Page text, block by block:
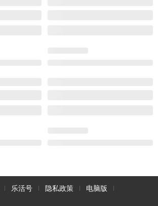
乐活号 隐私政策 电脑版